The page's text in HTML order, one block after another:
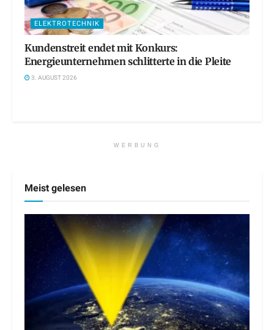
ELEKTROTECHNIK
Kundenstreit endet mit Konkurs:
Energieunternehmen schlitterte in die Pleite
3. AUGUST 2026
WERBUNG
Meist gelesen